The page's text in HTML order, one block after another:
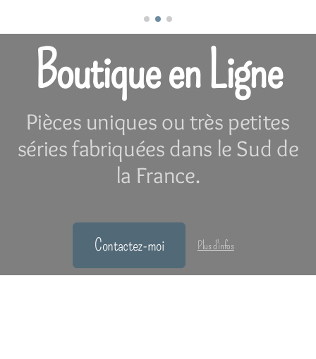
Boutique en Ligne
Pièces uniques ou très petites
séries fabriquées dans le Sud de
la France.
Contactez-moi Plus d'infos